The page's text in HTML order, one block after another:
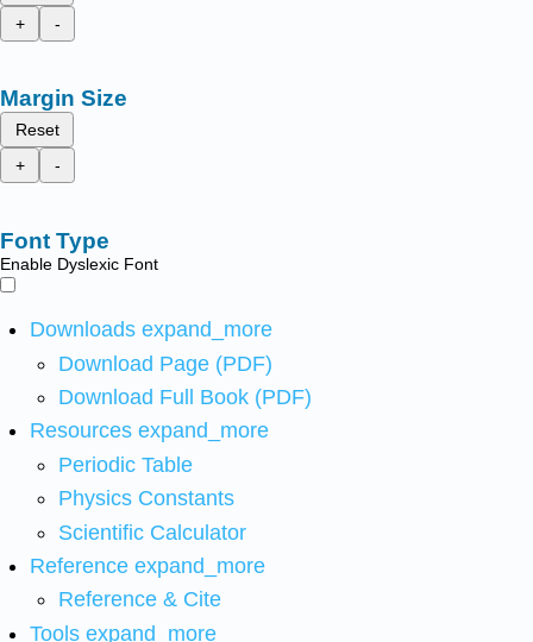
+
-
Margin Size
Reset
+
-
Font Type
Enable Dyslexic Font
Downloads expand_more
Download Page (PDF)
Download Full Book (PDF)
Resources expand_more
Periodic Table
Physics Constants
Scientific Calculator
Reference expand_more
Reference & Cite
Tools expand_more